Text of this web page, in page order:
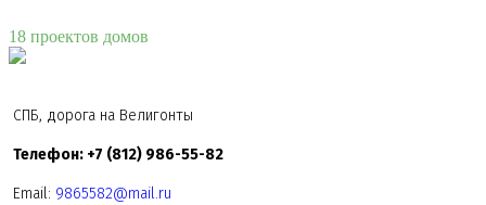
18 проектов домов
СПБ, дорога на Велигонты
Телефон: +7 (812) 986-55-82
Email: 9865582@mail.ru